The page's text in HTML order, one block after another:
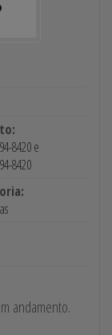
8420 e
8420
andamento.